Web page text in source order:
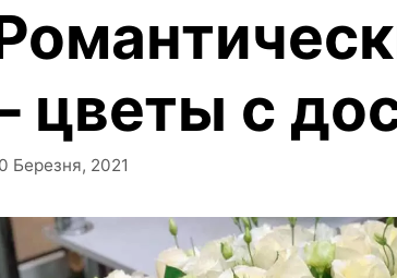
цветы с
Березня, 2021